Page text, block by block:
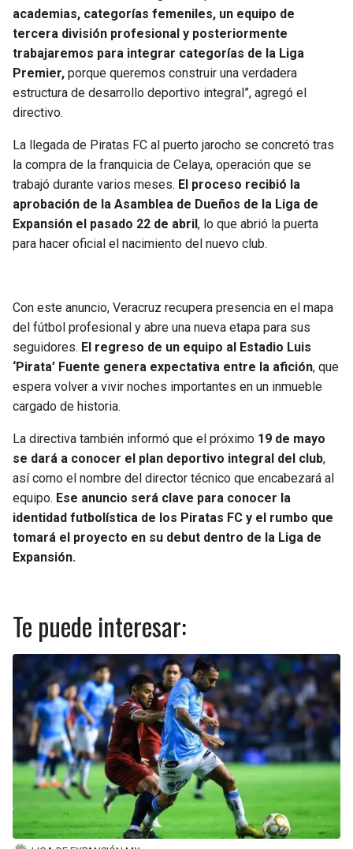
academias, categorías femeniles, un equipo de
tercera división profesional y posteriormente
trabajaremos para integrar categorías de la Liga
Premier, porque queremos construir una verdadera
estructura de desarrollo deportivo integral”, agregó el
directivo.
La llegada de Piratas FC al puerto jarocho se concretó tras
la compra de la franquicia de Celaya, operación que se
trabajó durante varios meses. El proceso recibió la
aprobación de la Asamblea de Dueños de la Liga de
Expansión el pasado 22 de abril , lo que abrió la puerta
para hacer oficial el nacimiento del nuevo club.
Con este anuncio, Veracruz recupera presencia en el mapa
del fútbol profesional y abre una nueva etapa para sus
seguidores. El regreso de un equipo al Estadio Luis
‘Pirata’ Fuente genera expectativa entre la afición, que
espera volver a vivir noches importantes en un inmueble
cargado de historia.
La directiva también informó que el próximo 19 de mayo
se dará a conocer el plan deportivo integral del club,
así como el nombre del director técnico que encabezará al
equipo. Ese anuncio será clave para conocer la
identidad futbolística de los Piratas FC y el rumbo que
tomará el proyecto en su debut dentro de la Liga de
Expansión.
Te puede interesar: